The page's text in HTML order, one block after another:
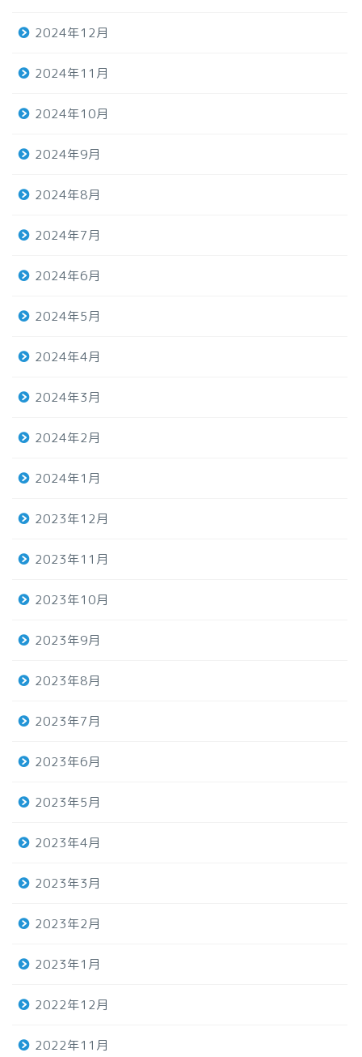
2024年12月
2024年11月
2024年10月
2024年9月
2024年8月
2024年7月
2024年6月
2024年5月
2024年4月
2024年3月
2024年2月
2024年1月
2023年12月
2023年11月
2023年10月
2023年9月
2023年8月
2023年7月
2023年6月
2023年5月
2023年4月
2023年3月
2023年2月
2023年1月
2022年12月
2022年11月